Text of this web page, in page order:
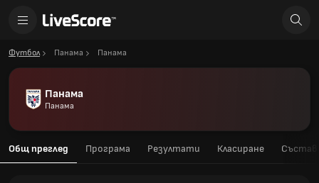
Футбол Панама Панама
Панама
Панама
Общ преглед Програма Резултати Класиране Състав